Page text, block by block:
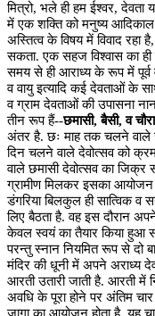
मित्रो, भले ही हम ईश्वर,
में एक शक्ति को मनुष्य
अस्तित्व के विषय में विवाद रहा
सकता. एक सहज विश्वास का
समय से ही आराध्य के रूप में पूर्व
व वायु इत्यादि कई देवताओं के
व ग्राम देवताओं की उपासना
तीन रूप हैं--छमासी, बैसी, व
अंतर है. छः माह तक चलने वाले
दिन चलने वाले देवोत्सव को
वाले छमासी देवोत्सव का
ग्रामीण मिलकर इसका आयोजन
डंगरिया बिलकुल ही सात्विक व
लिए बैठता है. वह इस दौरान
केवल स्वयं का तैयार किया हुआ
परन्तु स्नान नियमित रूप से दो
मंदिर की धूनी में अपने अराध्य
आरती उतारी जाती है. आरती में
अवधि के पूरा होने पर अंतिम